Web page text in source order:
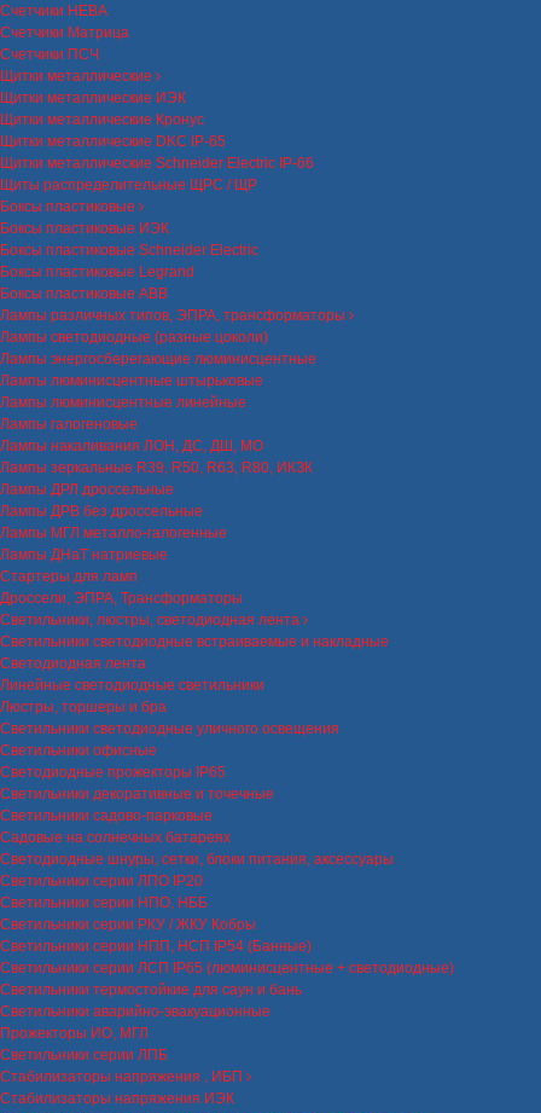
Счетчики НЕВА
Счетчики Матрица
Счетчики ПСЧ
Щитки металлические
Щитки металлические ИЭК
Щитки металлические Кронус
Щитки металлические DKC IP-65
Щитки металлические Schneider Electric IP-66
Щиты распределительные ЩРС / ЩР
Боксы пластиковые
Боксы пластиковые ИЭК
Боксы пластиковые Schneider Electric
Боксы пластиковые Legrand
Боксы пластиковые ABB
Лампы различных типов, ЭПРА, трансформаторы
Лампы светодиодные (разные цоколи)
Лампы энергосберегающие люминисцентные
Лампы люминисцентные штырьковые
Лампы люминисцентные линейные
Лампы галогеновые
Лампы накаливания ЛОН, ДС, ДШ, МО
Лампы зеркальные R39, R50, R63, R80, ИКЗК
Лампы ДРЛ дроссельные
Лампы ДРВ без дроссельные
Лампы МГЛ металло-галогенные
Лампы ДНаТ натриевые
Стартеры для ламп
Дроссели, ЭПРА, Трансформаторы
Светильники, люстры, светодиодная лента
Светильники светодиодные встраиваемые и накладные
Светодиодная лента
Линейные светодиодные светильники
Люстры, торшеры и бра
Светильники светодиодные уличного освещения
Светильники офисные
Светодиодные прожекторы IP65
Светильники декоративные и точечные
Светильники садово-парковые
Садовые на солнечных батареях
Светодиодные шнуры, сетки, блоки питания, аксессуары
Светильники серии ЛПО IP20
Светильники серии НПО, НББ
Светильники серии РКУ / ЖКУ Кобры
Светильники серии НПП, НСП IP54 (Банные)
Светильники серии ЛСП IP65 (люминисцентные + светодиодные)
Светильники термостойкие для саун и бань
Светильники аварийно-эвакуационные
Прожекторы ИО, МГЛ
Светильники серии ЛПБ
Стабилизаторы напряжения , ИБП
Стабилизаторы напряжения ИЭК